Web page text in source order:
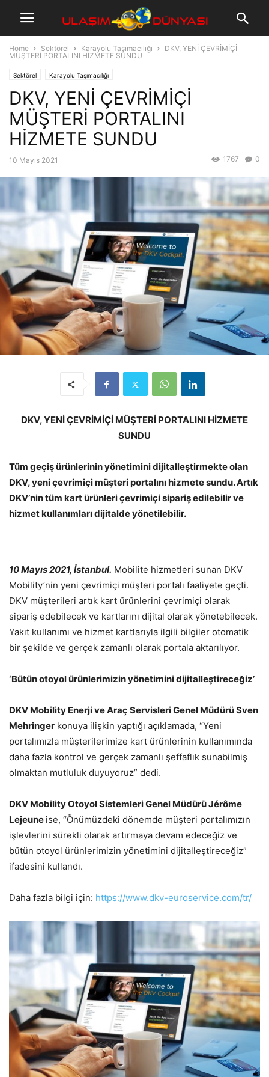
Home Sektörel Karayolu Taşımacılığı
DKV, YENİ ÇEVRİMİÇİ
MÜŞTERİ PORTALINI HİZMETE SUNDU
Sektörel Karayolu Taşımacılığı
DKV, YENİ ÇEVRİMİÇİ
MÜŞTERİ PORTALINI
HİZMETE SUNDU
10 Mayıs 2021 0
1767
DKV, YENİ ÇEVRİMİÇİ MÜŞTERİ PORTALINI HİZMETE
SUNDU
Tüm geçiş ürünlerinin yönetimini dijitalleştirmekte olan
DKV, yeni çevrimiçi müşteri portalını hizmete sundu. Artık
DKV’nin tüm kart ürünleri çevrimiçi sipariş edilebilir ve
hizmet kullanımları dijitalde yönetilebilir.
10 Mayıs 2021, İstanbul. Mobilite hizmetleri sunan DKV
Mobility’nin yeni çevrimiçi müşteri portalı faaliyete geçti.
DKV müşterileri artık kart ürünlerini çevrimiçi olarak
sipariş edebilecek ve kartlarını dijital olarak yönetebilecek.
Yakıt kullanımı ve hizmet kartlarıyla ilgili bilgiler otomatik
bir şekilde ve gerçek zamanlı olarak portala aktarılıyor.
‘Bütün otoyol ürünlerimizin yönetimini dijitalleştireceğiz’
DKV Mobility Enerji ve Araç Servisleri Genel Müdürü Sven
Mehringer konuya ilişkin yaptığı açıklamada, “Yeni
portalımızla müşterilerimize kart ürünlerinin kullanımında
daha fazla kontrol ve gerçek zamanlı şeffaflık sunabilmiş
olmaktan mutluluk duyuyoruz” dedi.
DKV Mobility Otoyol Sistemleri Genel Müdürü Jérôme
Lejeune ise, “Önümüzdeki dönemde müşteri portalımızın
işlevlerini sürekli olarak artırmaya devam edeceğiz ve
bütün otoyol ürünlerimizin yönetimini dijitalleştireceğiz”
ifadesini kullandı.
Daha fazla bilgi için: https://www.dkv-euroservice.com/tr/